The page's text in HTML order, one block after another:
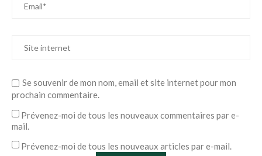
Se souvenir de mon nom, email et site internet pour mon
prochain commentaire.
Prévenez-moi de tous les nouveaux commentaires par e-
mail.
Prévenez-moi de tous les nouveaux articles par e-mail.